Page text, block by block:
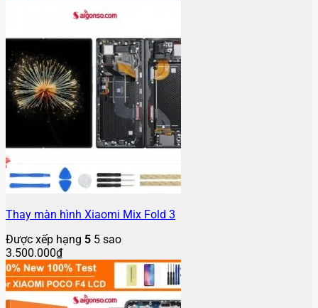
Thay màn hình Xiaomi Mix Fold 3
Được xếp hạng 5 5 sao
3.500.000₫